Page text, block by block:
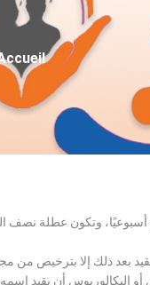
أسبوعيًا، وتكون عطلة
بعد ذلك إلا بترخيص
أو البكالوريوس أن يقيد